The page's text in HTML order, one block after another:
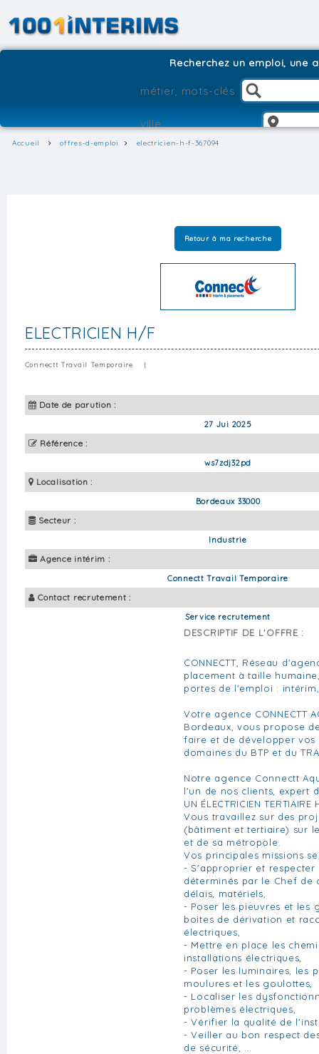
Recherchez un emploi, une
Accueil offres-d-emploi electricien-h-f-367094
Retour à ma recherche
ELECTRICIEN H/F
Connectt Travail Temporaire |
Date de parution :
27 Jui 2025
Référence :
ws7zdj32pd
Localisation :
Bordeaux 33000
Secteur :
Industrie
Agence intérim :
Connectt Travail Temporaire
Contact recrutement :
Service recrutement
DESCRIPTIF DE L'OFFRE :
CONNECTT, Réseau
placement à taille
portes de l'emploi : intérim,
Votre agence CONNECTT
Bordeaux, vous propose
faire et de développer vos
domaines du BTP et du
Notre agence Connectt
l'un de nos clients, expert
UN ÉLECTRICIEN
Vous travaillez sur des
(bâtiment et tertiaire) sur
et de sa métropole.
Vos principales missions
- S'approprier et respecter
déterminés par le Chef de
délais, matériels,
- Poser les pieuvres et les
boites de dérivation et
électriques,
- Mettre en place les
installations électriques,
- Poser les luminaires, les
moulures et les goulottes,
- Localiser les
problèmes électriques,
- Vérifier la qualité de
- Veiller au bon respect
de sécurité, ...